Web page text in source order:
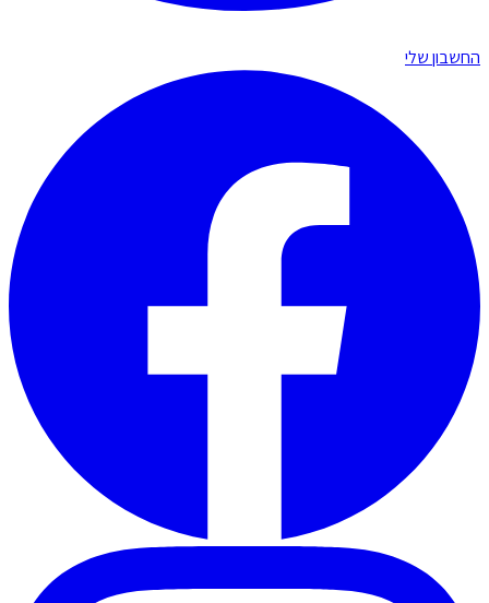
החשבון שלי